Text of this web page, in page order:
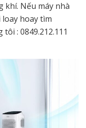
khí. Nếu máy nhà
hoay tìm
: 0849.212.111